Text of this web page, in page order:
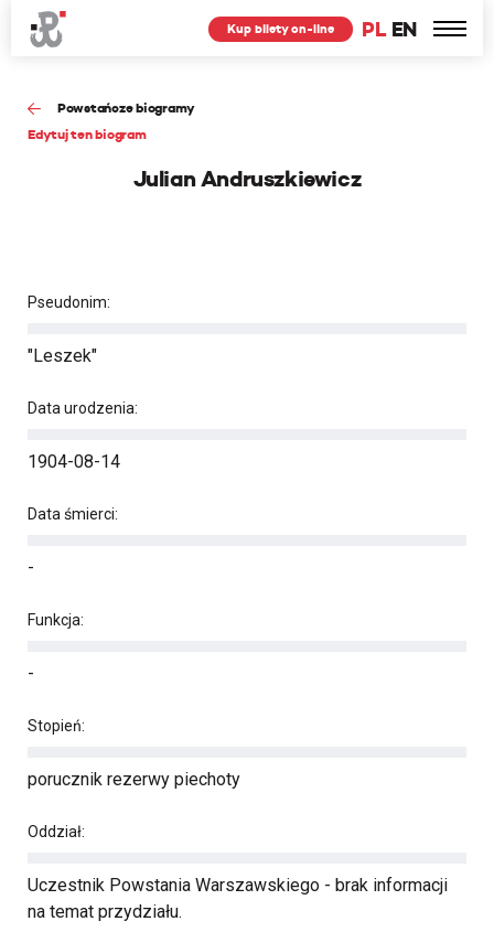
PL EN
Kup bilety on-line
Powstańcze biogramy
Edytuj ten biogram
Julian Andruszkiewicz
Pseudonim:
"Leszek"
Data urodzenia:
1904-08-14
Data śmierci:
-
Funkcja:
-
Stopień:
porucznik rezerwy piechoty
Oddział:
Uczestnik Powstania Warszawskiego - brak informacji
na temat przydziału.